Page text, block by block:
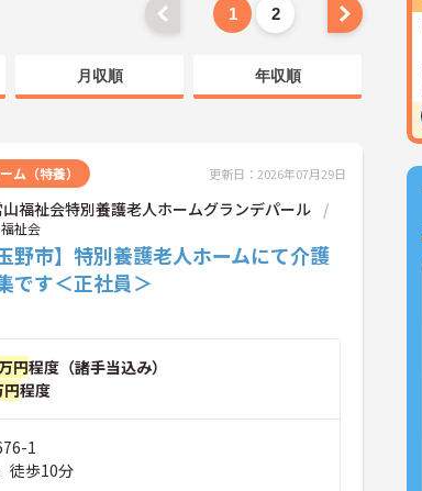
1 2
月収順 年収順
ム（特養） 更新日：2026年07月29日
福祉会特別養護老人ホームグランデパール
祉会
野市】特別養護老人ホームにて介護
です＜正社員＞
円程度（諸手当込み）
程度
1
徒歩10分